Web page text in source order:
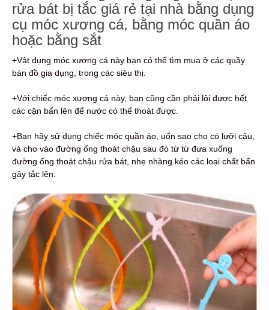
rửa bát bị tắc giá rẻ tại nhà bằng dụng
cụ móc xương cá, bằng móc quần áo
hoặc bằng sắt
+Vật dụng móc xương cá này bạn có thể tìm mua ở các quầy
bán đồ gia dụng, trong các siêu thị.
+Với chiếc móc xương cá này, bạn cũng cần phải lôi được hết
các cặn bẩn lên để nước có thể thoát được.
+Bạn hãy sử dụng chiếc móc quần áo, uốn sao cho có lưỡi câu,
và cho vào đường ống thoát chậu sau đó từ từ đưa xuống
đường ống thoát chậu rửa bát, nhẹ nhàng kéo các loại chất bẩn
gây tắc lên.